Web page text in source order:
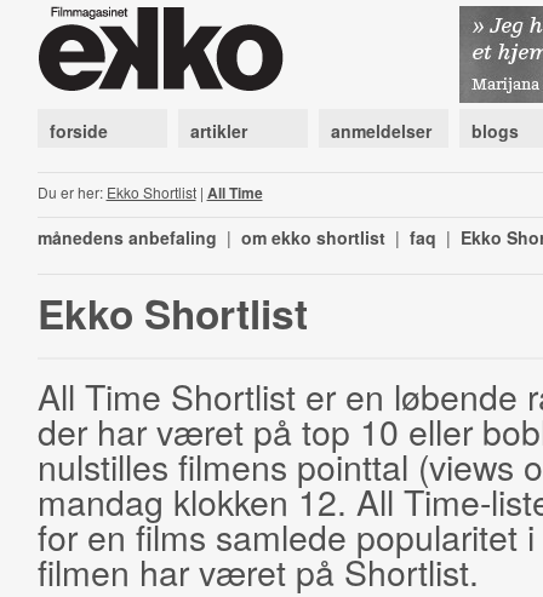
forside artikler anmeldelser blogs
Du er her: Ekko Shortlist| All Time
månedens anbefaling | om ekko shortlist | faq | Ekko
Ekko Shortlist
All Time Shortlist er en løbende
der har været på top 10 eller
nulstilles filmens pointtal (views
mandag klokken 12. All Time-
for en films samlede popularitet
filmen har været på Shortlist.